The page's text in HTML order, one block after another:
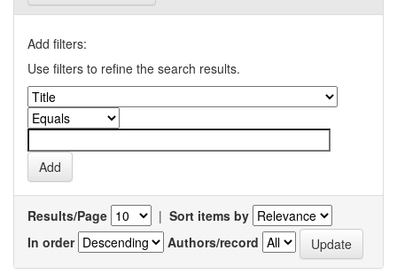
Add filters:
Use filters to refine the search results.
Results/Page | Sort items by
In order
Authors/record